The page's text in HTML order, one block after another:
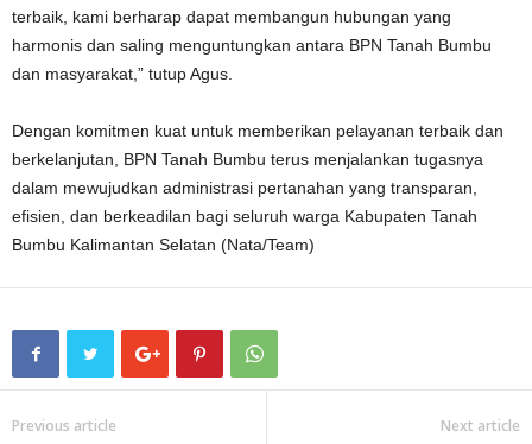
terbaik, kami berharap dapat membangun hubungan yang
harmonis dan saling menguntungkan antara BPN Tanah Bumbu
dan masyarakat,” tutup Agus.
Dengan komitmen kuat untuk memberikan pelayanan terbaik dan
berkelanjutan, BPN Tanah Bumbu terus menjalankan tugasnya
dalam mewujudkan administrasi pertanahan yang transparan,
efisien, dan berkeadilan bagi seluruh warga Kabupaten Tanah
Bumbu Kalimantan Selatan (Nata/Team)
Previous article Next article